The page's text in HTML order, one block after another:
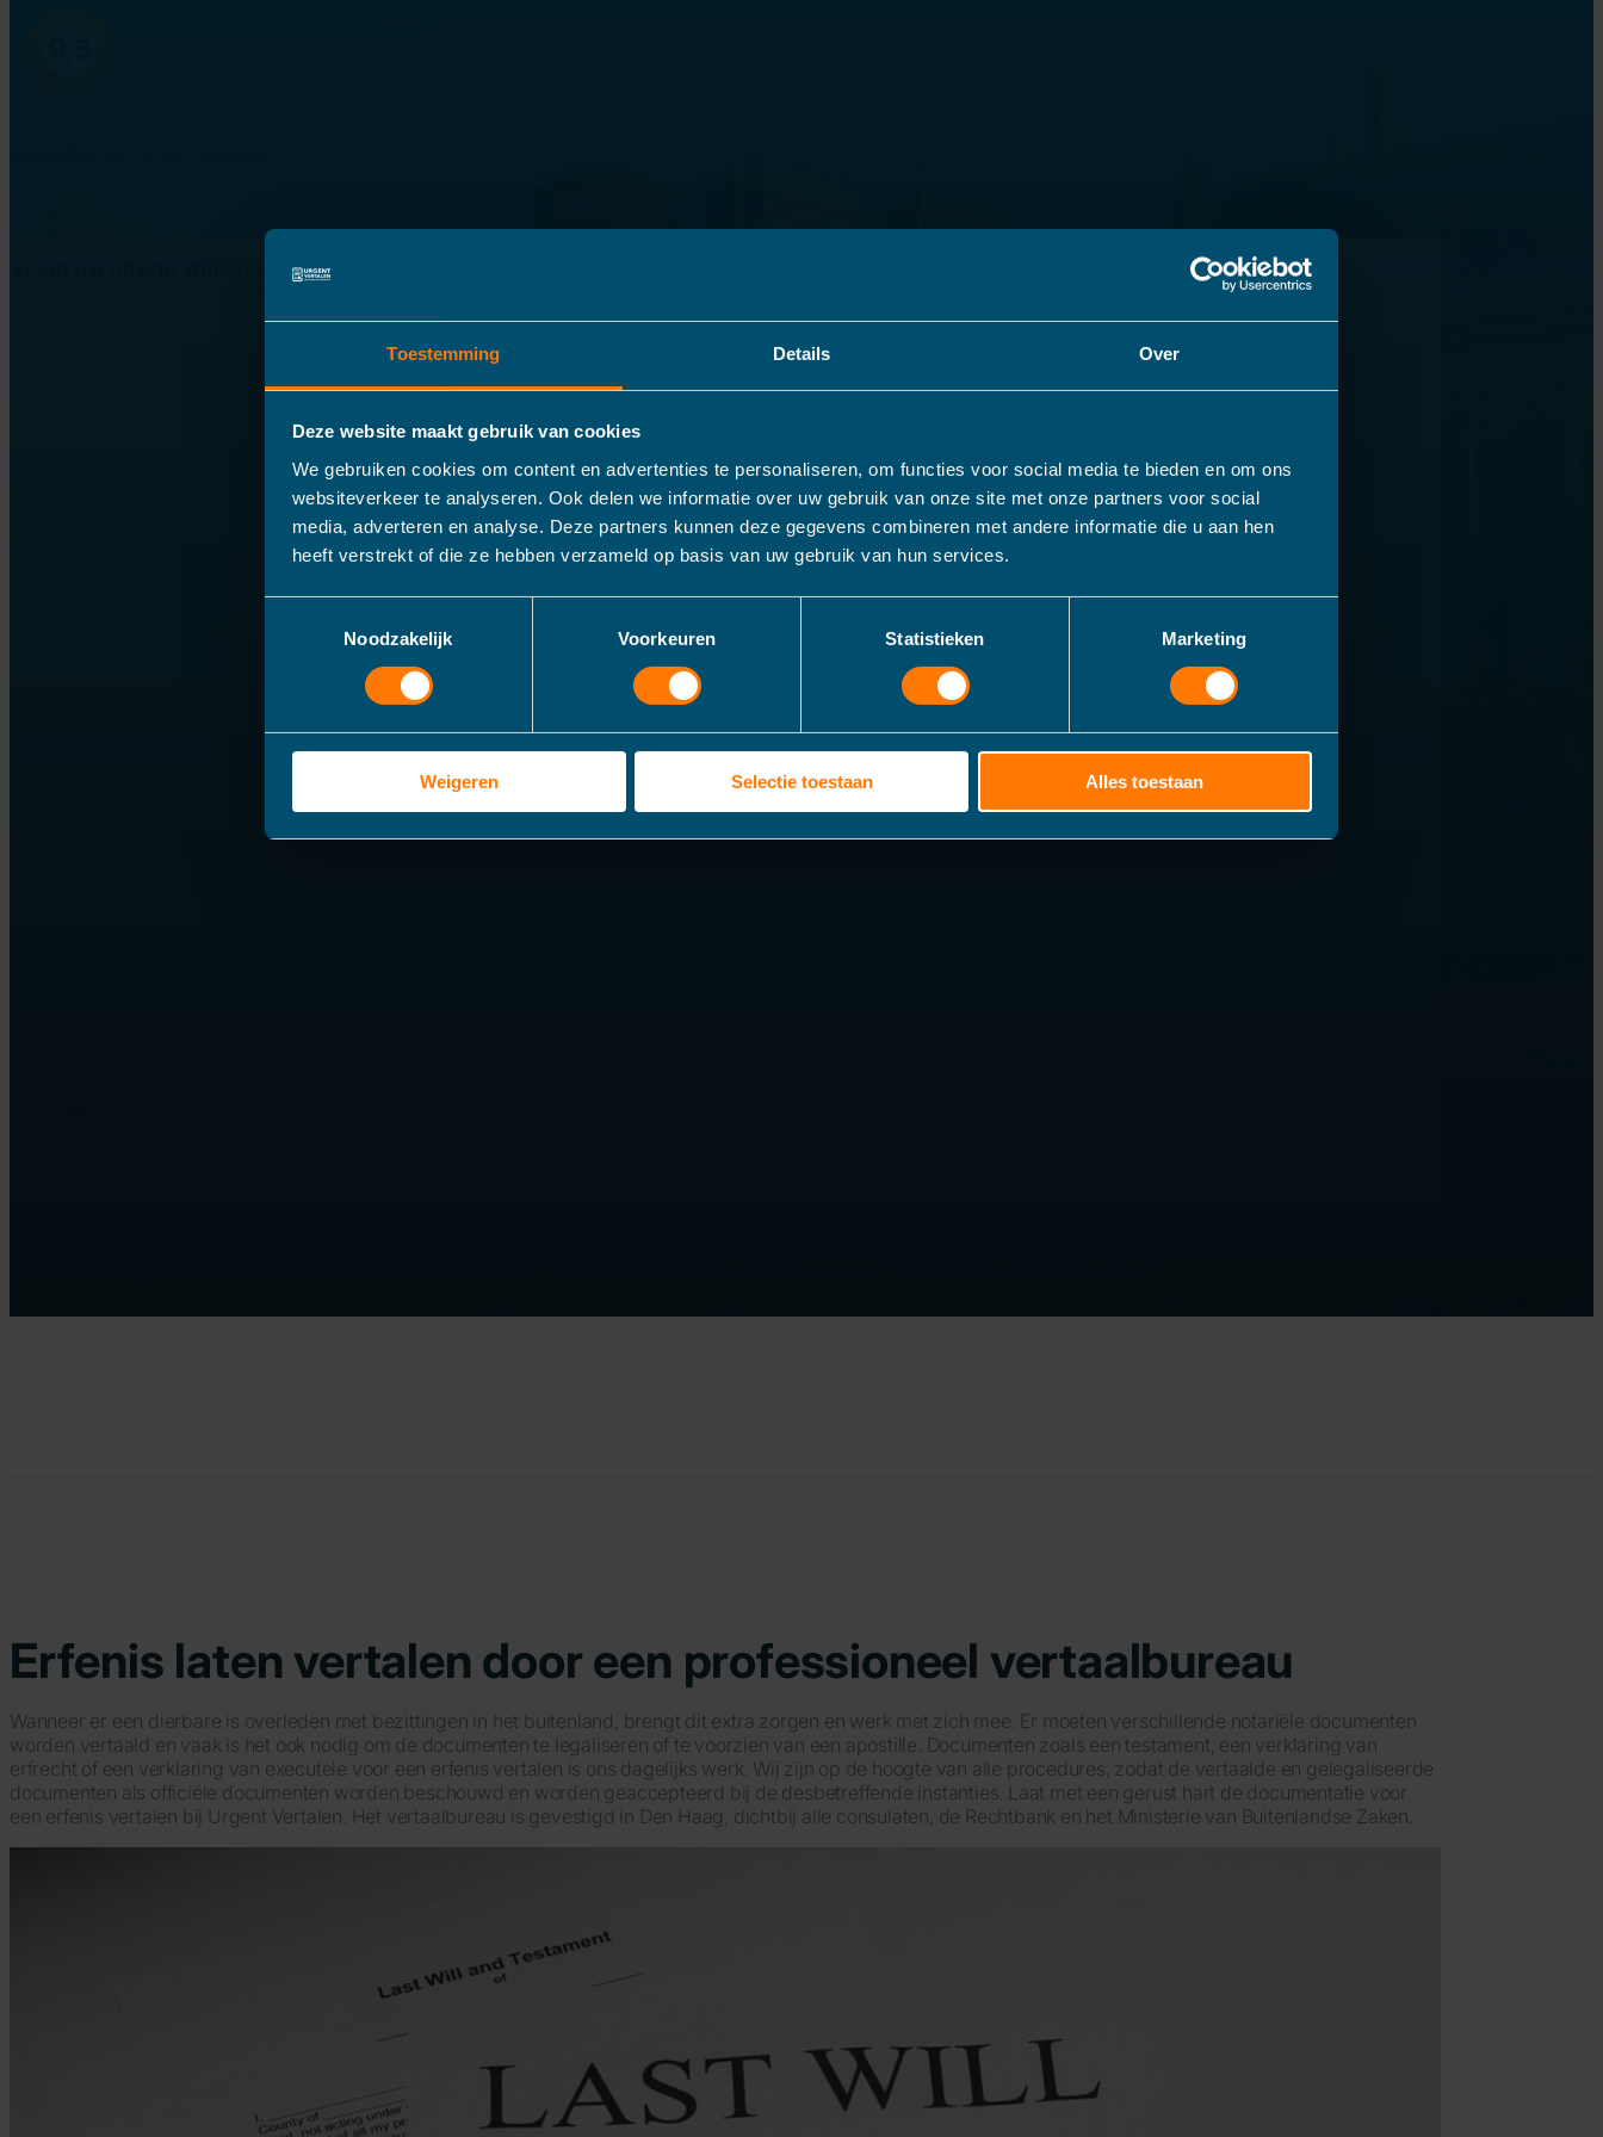
Toestemming Details Over
Deze website maakt gebruik van cookies
We gebruiken cookies om content en advertenties te personaliseren, om functies voor social media te bieden en om ons
websiteverkeer te analyseren. Ook delen we informatie over uw gebruik van onze site met onze partners voor social
media, adverteren en analyse. Deze partners kunnen deze gegevens combineren met andere informatie die u aan hen
heeft verstrekt of die ze hebben verzameld op basis van uw gebruik van hun services.
Noodzakelijk
Voorkeuren Statistieken Marketing
Weigeren Selectie toestaan Alles toestaan
Vraag uw offerte vrijblijvend aan
Erfenis laten vertalen door een professioneel vertaalbureau
Wanneer er een dierbare is overleden met bezittingen in het buitenland, brengt dit extra zorgen en werk met zich mee. Er moeten verschillende notariële documenten
worden vertaald en vaak is het ook nodig om de documenten te legaliseren of te voorzien van een apostille. Documenten zoals een testament, een verklaring van
erfrecht of een verklaring van executele voor een erfenis vertalen is ons dagelijks werk. Wij zijn op de hoogte van alle procedures, zodat de vertaalde en gelegaliseerde
documenten als officiële documenten worden beschouwd en worden geaccepteerd bij de desbetreffende instanties. Laat met een gerust hart de documentatie voor
een erfenis vertalen bij Urgent Vertalen. Het vertaalbureau is gevestigd in Den Haag, dichtbij alle consulaten, de Rechtbank en het Ministerie van Buitenlandse Zaken.